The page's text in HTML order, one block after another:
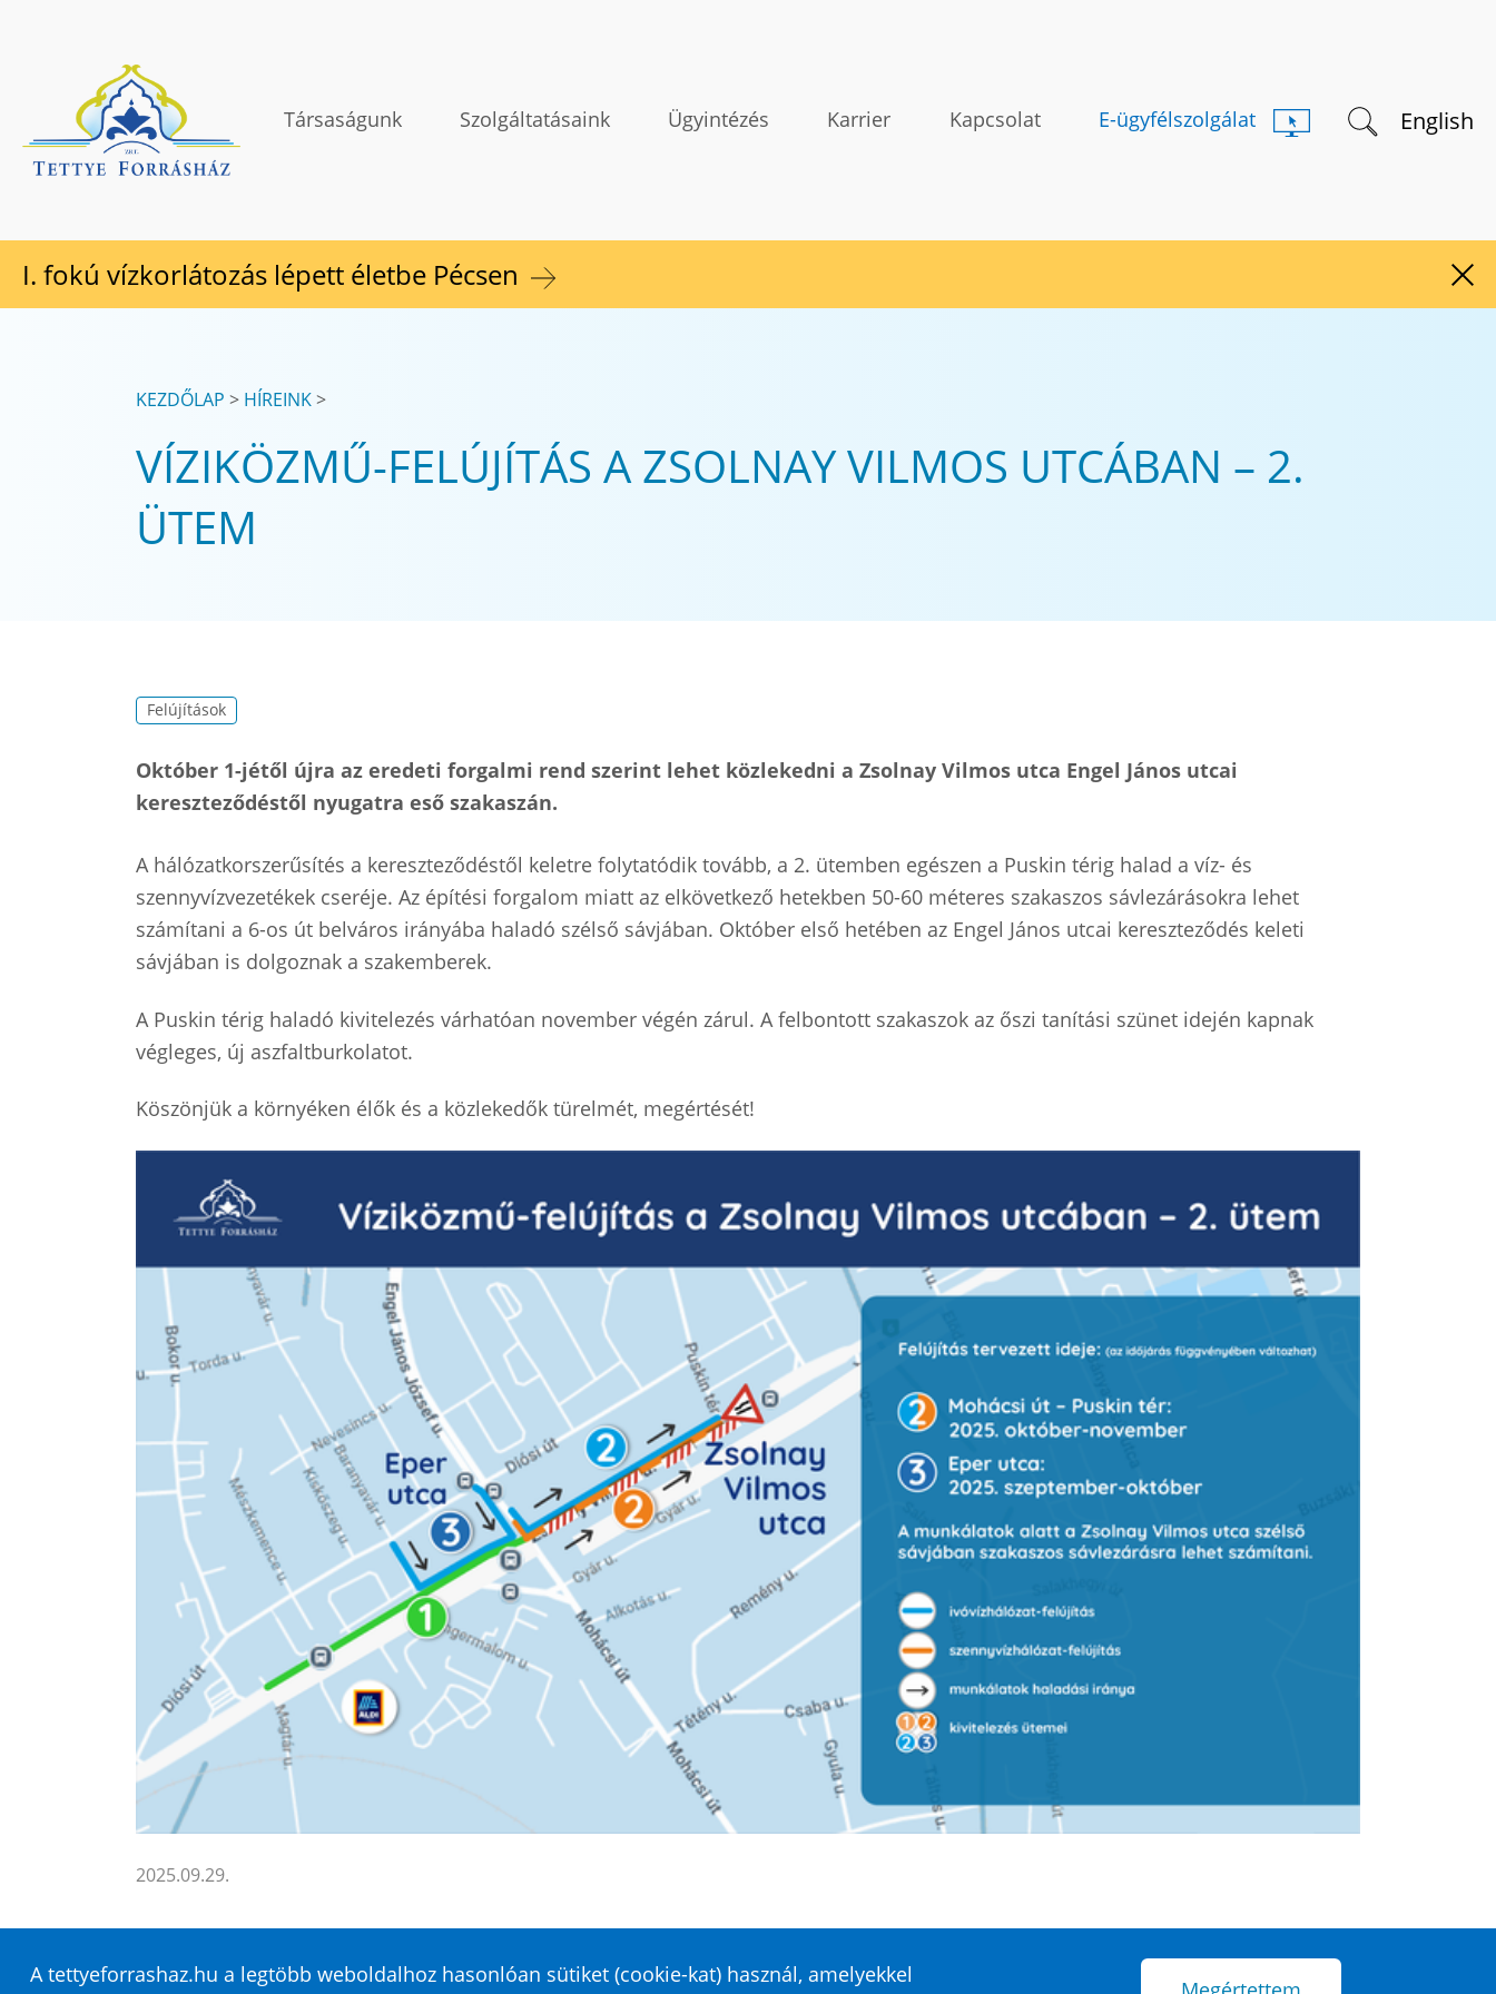
TETTYE FORRÁSHÁZ Zrt.
Társaságunk Szolgáltatásaink Ügyintézés Karrier Kapcsolat E-ügyfélszolgálat Keresés indítása
English
I. fokú vízkorlátozás lépett életbe Pécsen
KEZDŐLAP HÍREINK
VÍZIKÖZMŰ-FELÚJÍTÁS A ZSOLNAY VILMOS UTCÁBAN – 2.
ÜTEM
Felújítások
Október 1-jétől újra az eredeti forgalmi rend szerint lehet közlekedni a Zsolnay Vilmos utca Engel János utcai
kereszteződéstől nyugatra eső szakaszán.
A hálózatkorszerűsítés a kereszteződéstől keletre folytatódik tovább, a 2. ütemben egészen a Puskin térig halad a víz- és
szennyvízvezetékek cseréje. Az építési forgalom miatt az elkövetkező hetekben 50-60 méteres szakaszos sávlezárásokra lehet
számítani a 6-os út belváros irányába haladó szélső sávjában. Október első hetében az Engel János utcai kereszteződés keleti
sávjában is dolgoznak a szakemberek.
A Puskin térig haladó kivitelezés várhatóan november végén zárul. A felbontott szakaszok az őszi tanítási szünet idején kapnak
végleges, új aszfaltburkolatot.
Köszönjük a környéken élők és a közlekedők türelmét, megértését!
2025.09.29.
A tettyeforrashaz.hu a legtöbb weboldalhoz hasonlóan sütiket (cookie-kat) használ, amelyekkel